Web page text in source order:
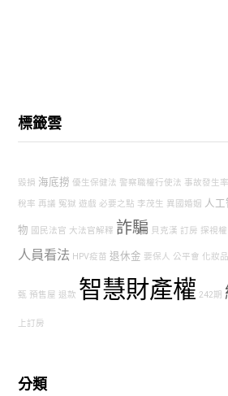
標籤雲
毀損 海底撈 優生保健法 警察職權行使法 事故發生率
稅率 再議 冤獄 遊戲 必要之點 李茂生 異國婚姻 人
物 國民法官 大法官解釋 詐騙 貝克漢 訂房 探視權
人員看法 HPV疫苗 退休金 要保人 公平會 化妝品
甄 預售屋 退款 智慧財產權 242期
上訂房
分類